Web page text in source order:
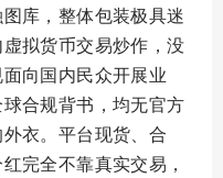
库，整体包装极具迷
拟货币交易炒作，没
向国内民众开展业
合规背书，均无官方
衣。平台现货、合
完全不靠真实交易，